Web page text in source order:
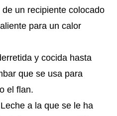
un recipiente colocado
para un calor
y cocida hasta
que se usa para
el flan.
Leche a la que se le ha